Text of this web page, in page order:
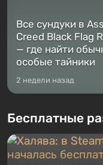
Все сундуки в
Creed Black Flag
— где найти
особые тайники
2 недели назад
Бесплатные